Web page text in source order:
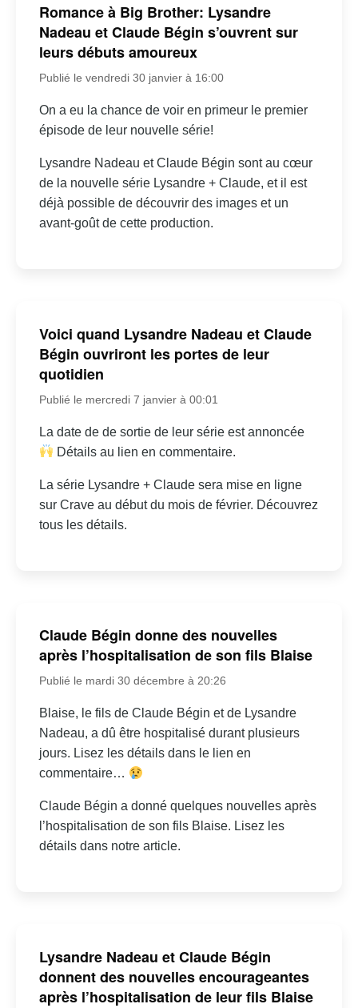
Romance à Big Brother: Lysandre
Nadeau et Claude Bégin s’ouvrent sur
leurs débuts amoureux
Publié le vendredi 30 janvier à 16:00
On a eu la chance de voir en primeur le premier
épisode de leur nouvelle série!
Lysandre Nadeau et Claude Bégin sont au cœur
de la nouvelle série Lysandre + Claude, et il est
déjà possible de découvrir des images et un
avant-goût de cette production.
Voici quand Lysandre Nadeau et Claude
Bégin ouvriront les portes de leur
quotidien
Publié le mercredi 7 janvier à 00:01
La date de de sortie de leur série est annoncée
Détails au lien en commentaire.
La série Lysandre + Claude sera mise en ligne
sur Crave au début du mois de février. Découvrez
tous les détails.
Claude Bégin donne des nouvelles
après l’hospitalisation de son fils Blaise
Publié le mardi 30 décembre à 20:26
Blaise, le fils de Claude Bégin et de Lysandre
Nadeau, a dû être hospitalisé durant plusieurs
jours. Lisez les détails dans le lien en
commentaire…
Claude Bégin a donné quelques nouvelles après
l’hospitalisation de son fils Blaise. Lisez les
détails dans notre article.
Lysandre Nadeau et Claude Bégin
donnent des nouvelles encourageantes
après l’hospitalisation de leur fils Blaise